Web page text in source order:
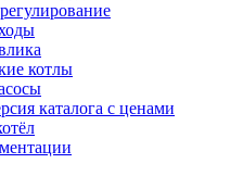
котлы
каталога с ценами